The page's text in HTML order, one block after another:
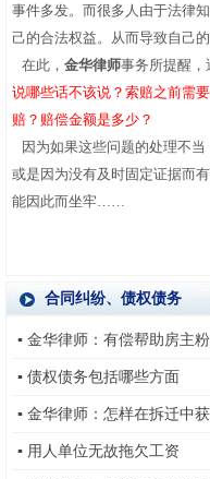
事件多发。而很多人由于法律
己的合法权益。从而导致自己
在此， 金华律师事务所提醒，
说哪些话不该说 ？ 索赔之前需
赔？赔偿金额是多少？
因为如果这些问题的处理不当
或是因为没有及时固定证据而
能因此而坐牢……
合同纠纷、债权债务
▪ 金华律师：有偿帮助房主
▪ 债权债务包括哪些方面
▪ 金华律师：怎样在拆迁中
▪ 用人单位无故拖欠工资